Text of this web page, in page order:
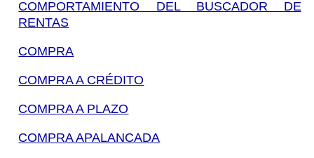
COMPORTAMIENTO DEL BUSCADOR DE
RENTAS
COMPRA
COMPRA A CRÉDITO
COMPRA A PLAZO
COMPRA APALANCADA